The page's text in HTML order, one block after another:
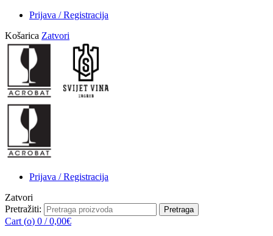
Prijava / Registracija
Košarica Zatvori
Prijava / Registracija
Zatvori
Pretražiti:
Pretraga
Cart (o) 0 / 0,00€